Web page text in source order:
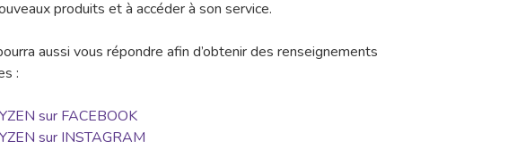
produits et à accéder à son service.
aussi vous répondre afin d’obtenir des renseignements
:
sur FACEBOOK
sur INSTAGRAM